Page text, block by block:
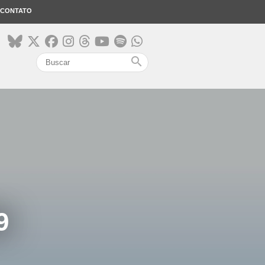
CONTATO
search